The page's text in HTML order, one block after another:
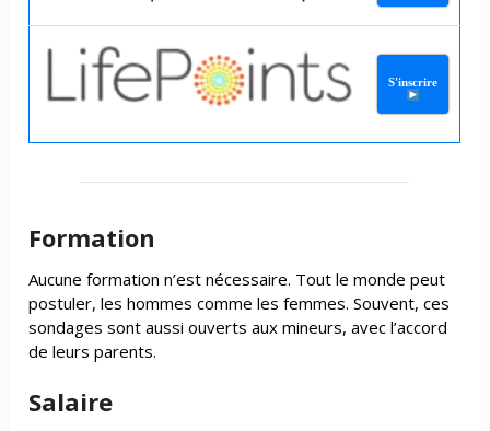
S'inscrire
Formation
Aucune formation n’est nécessaire. Tout le monde peut
postuler, les hommes comme les femmes. Souvent, ces
sondages sont aussi ouverts aux mineurs, avec l’accord
de leurs parents.
Salaire